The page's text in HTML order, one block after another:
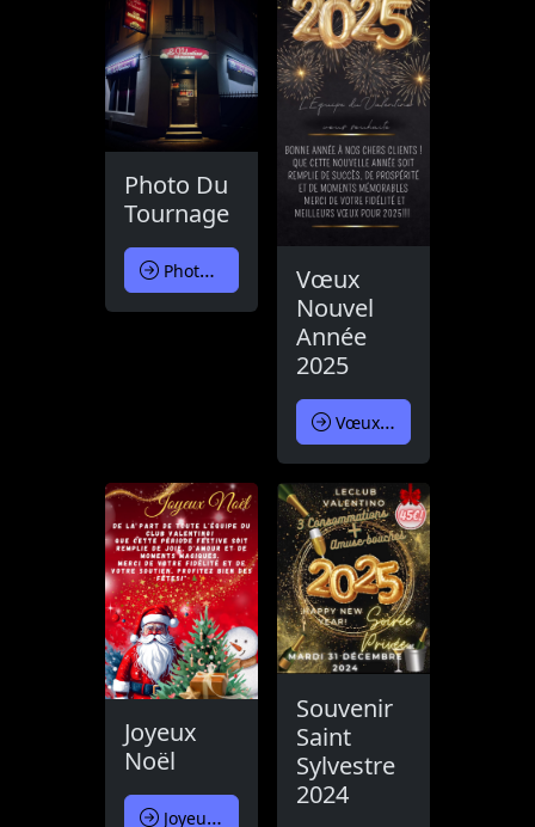
Photo Du
Tournage
Photo Du Tournage
Vœux
Nouvel
Année
2025
Vœux Nouvel Année 2025
Joyeux
Noël
Joyeux Noël
Souvenir
Saint
Sylvestre
2024